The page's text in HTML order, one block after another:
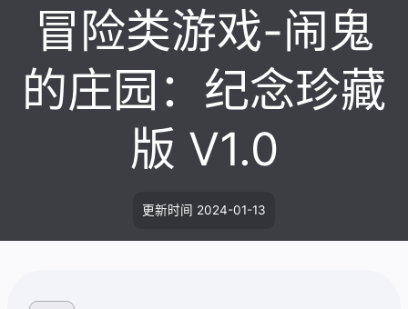
冒险类游戏-闹鬼
的庄园：纪念珍藏
版 V1.0
更新时间 2024-01-13